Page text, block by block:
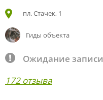
пл. Стачек, 1
Гиды объекта
Ожидание записи
172 отзыва